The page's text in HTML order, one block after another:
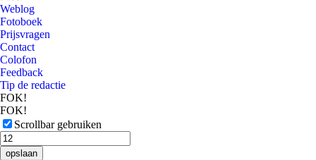
Weblog
Fotoboek
Prijsvragen
Contact
Colofon
Feedback
Tip de redactie
FOK!
FOK!
Scrollbar gebruiken
opslaan